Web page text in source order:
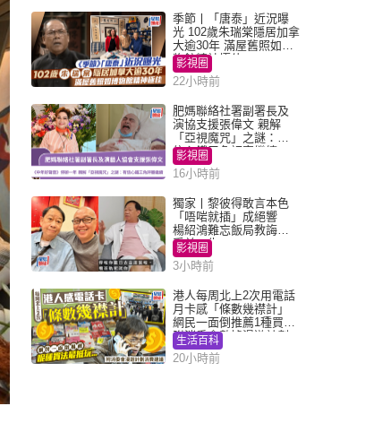
季節丨「唐泰」近況曝
光 102歲朱瑞棠隱居加拿
大逾30年 滿屋舊照如博
物館精神極佳
影視圈
22小時前
肥媽聯絡社署副署長及
演協支援張偉文 親解
「亞視魔咒」之謎：有
信心鐵三角評審繼續
影視圈
16小時前
獨家丨黎彼得敢言本色
「唔啱就插」成絕響
楊紹鴻難忘飯局教誨：
受益一生
影視圈
3小時前
港人每周北上2次用電話
月卡感「條數幾襟計」
網民一面倒推薦1種買法
附消委會數據漫遊計劃
消費提示
生活百科
20小時前